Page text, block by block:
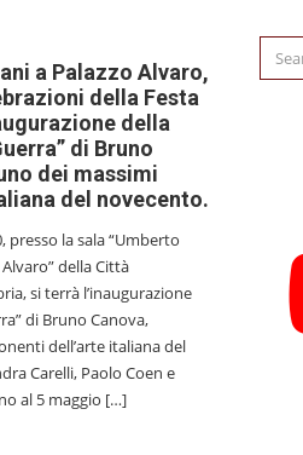
a Palazzo Alvaro,
della Festa
della
di Bruno
dei massimi
del novecento.
presso la sala “Umberto
della Città
si terrà l’inaugurazione
di Bruno Canova,
dell’arte italiana del
Carelli, Paolo Coen e
al 5 maggio […]
Search
for: